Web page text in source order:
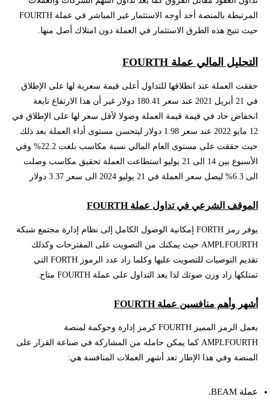
المرتبطة بالمنصة أحد أوجه الاستثمار غير المباشر في عملة FOURTH
حيث تتيح هذه الطرق الاستثمار في العملة دون امتلاك أصل منها.
التحليل المالي عملة FOURTH
حققت العملة عند انطلاقها للتداول أعلى قيمة سعرية لها على الإطلاق
في 21 أبريل 2021 عند سعر 180.41 دولار غير أن هذا الارتفاع تابعة
انخفاض حاد في قيمة قيمة العملة وصولا لأقل سعر لها على الإطلاق في
12 مايو 2022 عند سعر 1.98 دولار ليتحسن مستوى أداء العملة بعد ذلك
حيث حققت على مستوى العام المالي نسبة مكاسب بلغت 22.2% وفي
الأسبوع بين 14 الى 21 يوليو استطاعت العملة تحقيق مكاسب وصلت
الى 6.3% ليصل سعر العملة في 21 يوليو 2024 الى سعر 3.37 دولار
الموقف الشرعي في تداول عملة FOURTH
يوفر رمز FORTH إمكانية الوصول الكامل إلى نظام إدارة مجتمع شبكة
AMPLFOURTH حيث يمكنك من التصويت على المقترحات وكذلك
تقديم التوصيات للتصويت عليها وكلما زاد عدد الرموز FORTH التي
تمتلكها زاد وزن صوتك لذا يعد التداول على عملة FOURTH متاح.
أشهر وأهم منافسين عملة FOURTH
يعمل الرمز المميز FOURTH كرمز إدارة وحوكمة لمنصة
AMPLFOURTH كما يمكن حامله من المشاركة في صناعة القرار على
المنصة وفي هذا الإطار تعد أشهر العملات المنافسة هي:
عملة BEAM.